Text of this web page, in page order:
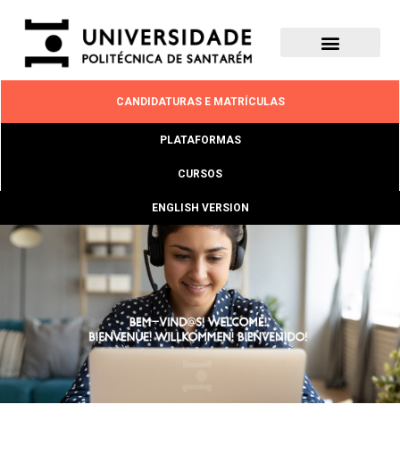
CANDIDATURAS E MATRÍCULAS
PLATAFORMAS
CURSOS
ENGLISH VERSION